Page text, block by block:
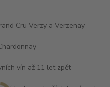
Cru Verzy a Verzenay
vín až 11 let zpět